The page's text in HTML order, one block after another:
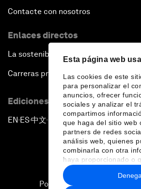
Esta página web
Las cookies de este
para personalizar el
anuncios, ofrecer
sociales y analizar el
compartimos
que haga del sitio web
partners de redes
análisis web, quienes
combinarla con otra
haya proporcionado o
recopilado a partir del
hecho de sus servicios.
Contacte con nosotros
Enlaces directos
La sostenibilidad en el Foro
Carreras profesionales
Ediciones en otros idiomas
EN ▪ ES▪中文▪ 日本語
Política de privacidad y